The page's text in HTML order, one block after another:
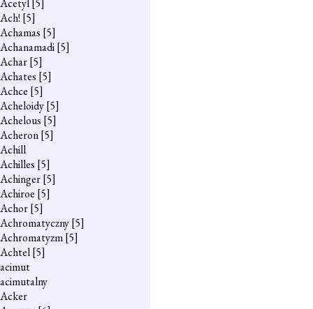
Acetyl[5]
Ach! [5]
Achamas [5]
Achanamadi[5]
Achar[5]
Achates [5]
Achce [5]
Acheloidy[5]
Achelous [5]
Acheron[5]
Achill
Achilles [5]
Achinger[5]
Achiroe [5]
Achor[5]
Achromatyczny[5]
Achromatyzm[5]
Achtel[5]
acimut
acimutalny
Acker